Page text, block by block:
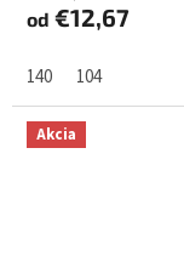
od €12,67
140 104
Akcia